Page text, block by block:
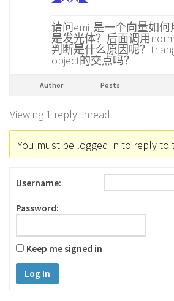
请问emit是一个向量如
是发光体？后面调用
判断是什么原因呢？
object的交点吗？
Author Posts
Viewing 1 reply thread
You must be logged in to reply to
Username:
Password:
Keep me signed in
Log In